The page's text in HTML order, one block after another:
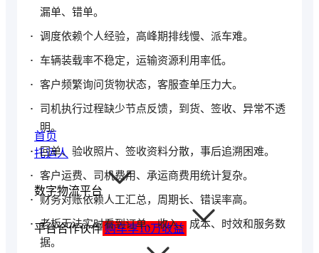
首页
托运人
数字物流平台
平台合作伙伴购车享10万收益
漏单、错单。
调度依赖个人经验，高峰期排线慢、派车难。
车辆装载率不稳定，运输资源利用率低。
客户频繁询问货物状态，客服查单压力大。
司机执行过程缺少节点反馈，到货、签收、异常不透
明。
回单、验收照片、签收资料分散，事后追溯困难。
客户运费、司机费用、承运商费用统计复杂。
财务对账依赖人工汇总，周期长、错误率高。
老板无法实时看到订单、收入、成本、时效和服务数
据。